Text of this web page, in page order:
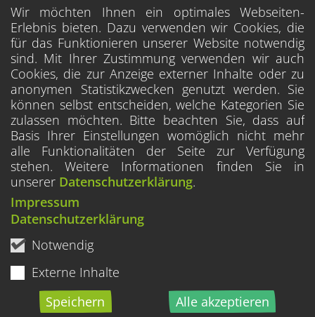
Wir möchten Ihnen ein optimales Webseiten-
Erlebnis bieten. Dazu verwenden wir Cookies, die
für das Funktionieren unserer Website notwendig
sind. Mit Ihrer Zustimmung verwenden wir auch
Cookies, die zur Anzeige externer Inhalte oder zu
anonymen Statistikzwecken genutzt werden. Sie
können selbst entscheiden, welche Kategorien Sie
zulassen möchten. Bitte beachten Sie, dass auf
Basis Ihrer Einstellungen womöglich nicht mehr
alle Funktionalitäten der Seite zur Verfügung
stehen. Weitere Informationen finden Sie in
unserer Datenschutzerklärung.
Notwendig
Externe Inhalte
Speichern
Alle akzeptieren
Impressum
Datenschutzerklärung